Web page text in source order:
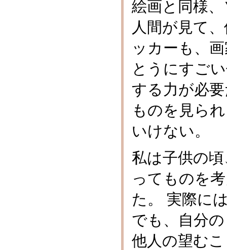
絵画と同様
人間が見て
ッカーも、
とうにすご
する力が必
ものを見ら
いけない。
私は子供の
ってものを
た。 実際に
でも、自分
他人の望む